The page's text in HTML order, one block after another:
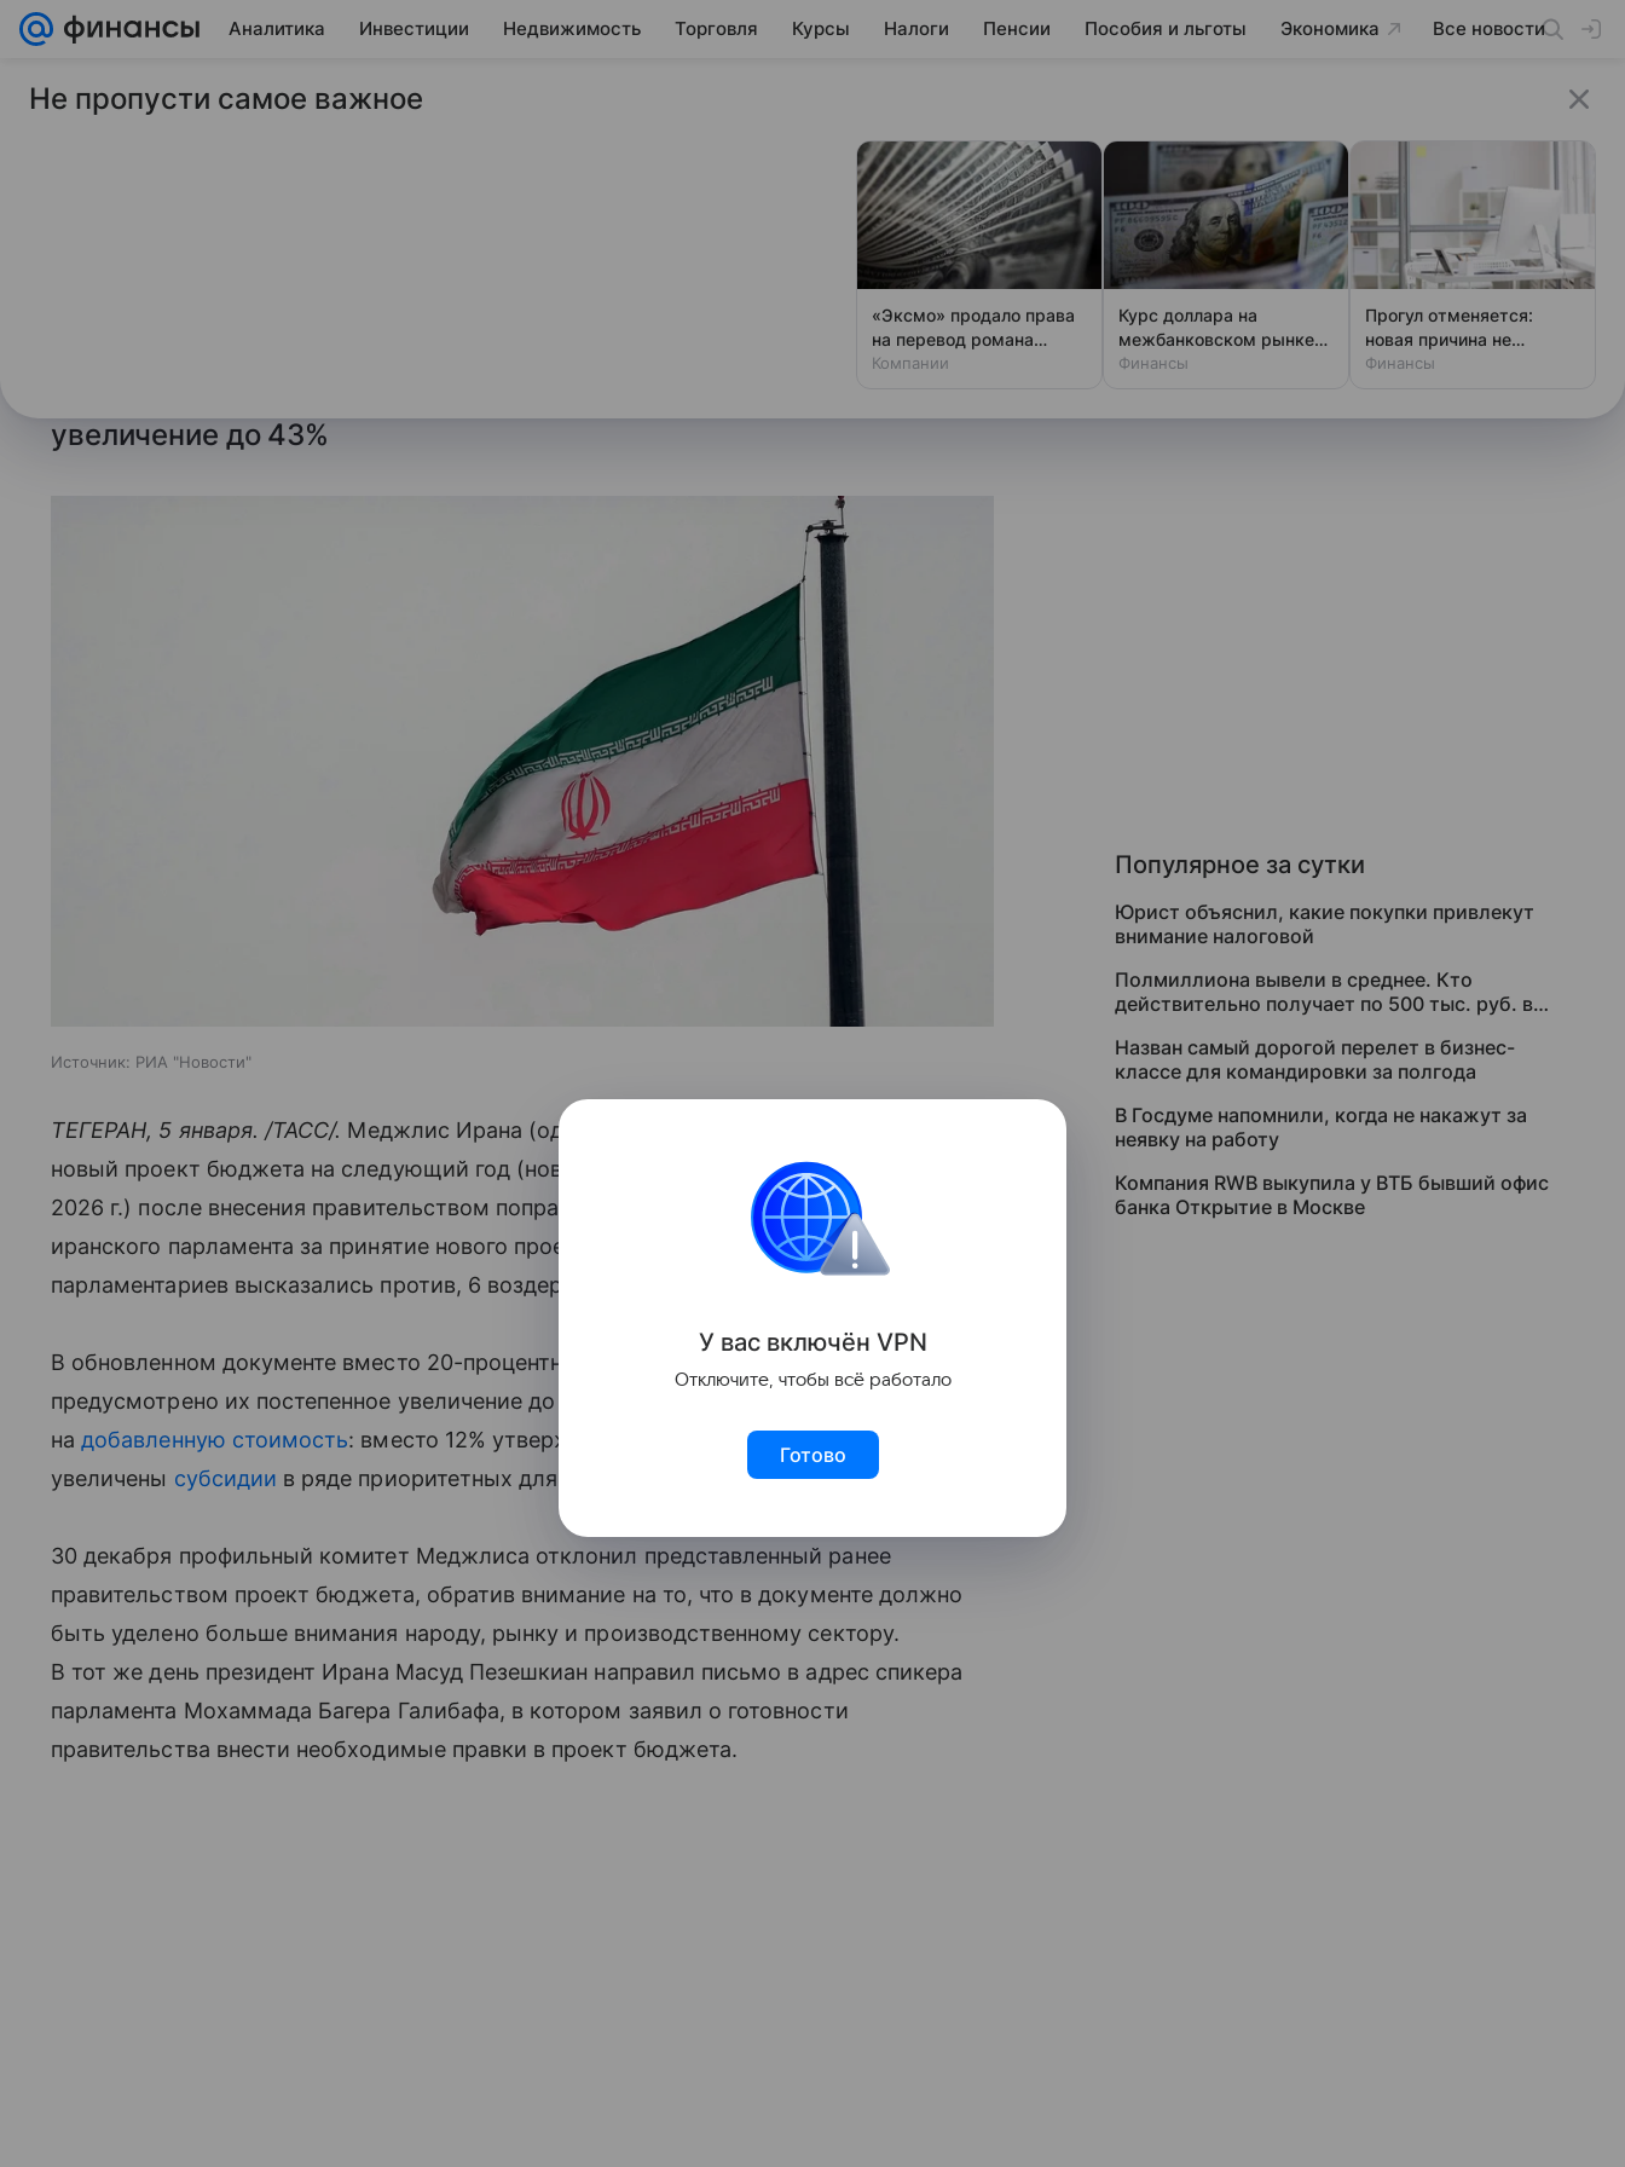
Аналитика Инвестиции Недвижимость Торговля Курсы Налоги Пенсии Пособия и льготы Экономика Все новости
5 января 2026 ТАСС
Парламент Ирана со второго раза
В обновленном документе вместо 20-процентного повышения
увеличение до 43%
Источник: РИА "Новости"
ТЕГЕРАН, 5 января. /ТАСС/. Меджлис Ирана (однопалатный парламент) одобрил
новый проект бюджета на следующий год (новый 1405 год в Иране начнется 21 марта
2026 г.) после внесения правительством поправок. В ходе открытого заседания
иранского парламента за принятие нового проекта проголосовал 171 депутат, 69
парламентариев высказались против, 6 воздержались.
В обновленном документе вместо 20-процентного повышения зарплат госслужащим
предусмотрено их постепенное увеличение до 43%. Изменения коснулись и налога
надобавленную стоимость: вместо 12% утверждена цифра в 10%. Вместе с тем были
увеличены субсидии в ряде приоритетных для населения сфер.
30 декабря профильный комитет Меджлиса отклонил представленный ранее
правительством проект бюджета, обратив внимание на то, что в документе должно
быть уделено больше внимания народу, рынку и производственному сектору.
В тот же день президент Ирана Масуд Пезешкиан направил письмо в адрес спикера
парламента Мохаммада Багера Галибафа, в котором заявил о готовности
правительства внести необходимые правки в проект бюджета.
Популярное за сутки
Юрист объяснил, какие покупки привлекут
внимание налоговой
Полмиллиона вывели в среднее. Кто
действительно получает по 500 тыс. руб. в
Назван самый дорогой перелет в бизнес-
классе для командировки за полгода
В Госдуме напомнили, когда не накажут за
неявку на работу
Компания RWB выкупила у ВТБ бывший офис
банка Открытие в Москве
Не пропусти самое важное
«Эксмо» продало права
на перевод романа
«Фатум. Гаер» за $250
Компании
Курс доллара на
межбанковском рынке
превысил 83 рубля
Финансы
Прогул отменяется:
новая причина не
выходить на работу
Финансы
У вас включён VPN
Отключите, чтобы всё работало
Готово